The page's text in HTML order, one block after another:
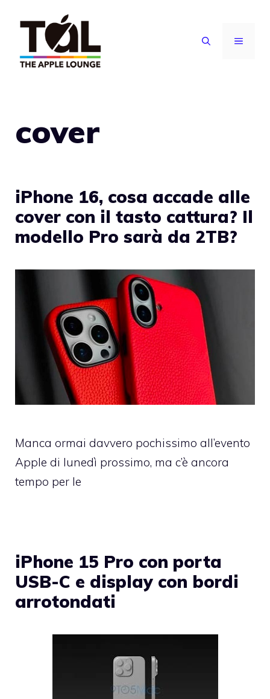
contenuto
MENU
cover
iPhone 16, cosa accade alle
cover con il tasto cattura? Il
modello Pro sarà da 2TB?
Manca ormai davvero pochissimo all’evento
Apple di lunedì prossimo, ma c’è ancora
tempo per le
iPhone 15 Pro con porta
USB-C e display con bordi
arrotondati